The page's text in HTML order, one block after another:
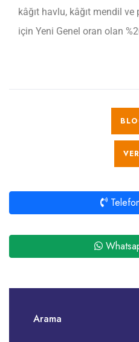
kâğıt havlu, kâğıt mendil ve
için Yeni Genel oran olan